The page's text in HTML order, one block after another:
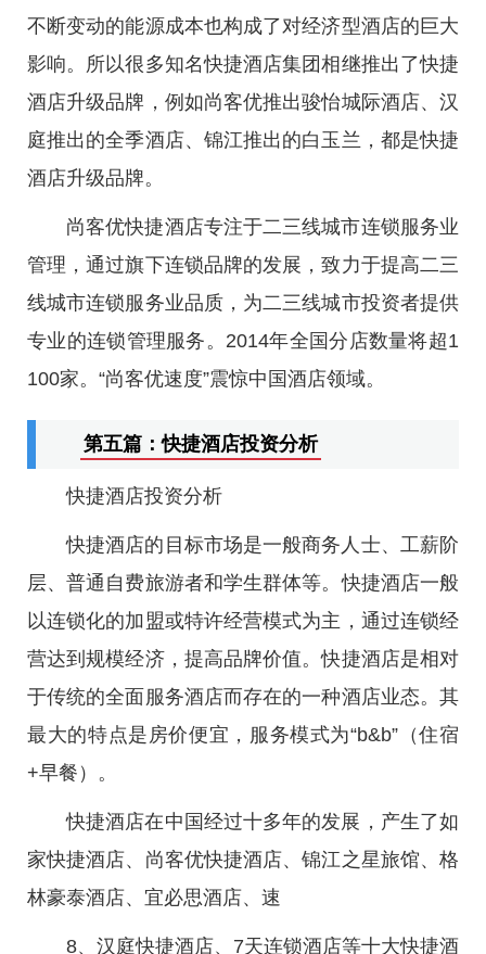
不断变动的能源成本也构成了对经济型酒店的巨大
影响。所以很多知名快捷酒店集团相继推出了快捷
酒店升级品牌，例如尚客优推出骏怡城际酒店、汉
庭推出的全季酒店、锦江推出的白玉兰，都是快捷
酒店升级品牌。
尚客优快捷酒店专注于二三线城市连锁服务业
管理，通过旗下连锁品牌的发展，致力于提高二三
线城市连锁服务业品质，为二三线城市投资者提供
专业的连锁管理服务。2014年全国分店数量将超1
100家。“尚客优速度”震惊中国酒店领域。
第五篇：快捷酒店投资分析
快捷酒店投资分析
快捷酒店的目标市场是一般商务人士、工薪阶
层、普通自费旅游者和学生群体等。快捷酒店一般
以连锁化的加盟或特许经营模式为主，通过连锁经
营达到规模经济，提高品牌价值。快捷酒店是相对
于传统的全面服务酒店而存在的一种酒店业态。其
最大的特点是房价便宜，服务模式为“b&b”（住宿
+早餐）。
快捷酒店在中国经过十多年的发展，产生了如
家快捷酒店、尚客优快捷酒店、锦江之星旅馆、格
林豪泰酒店、宜必思酒店、速
8、汉庭快捷酒店、7天连锁酒店等十大快捷酒